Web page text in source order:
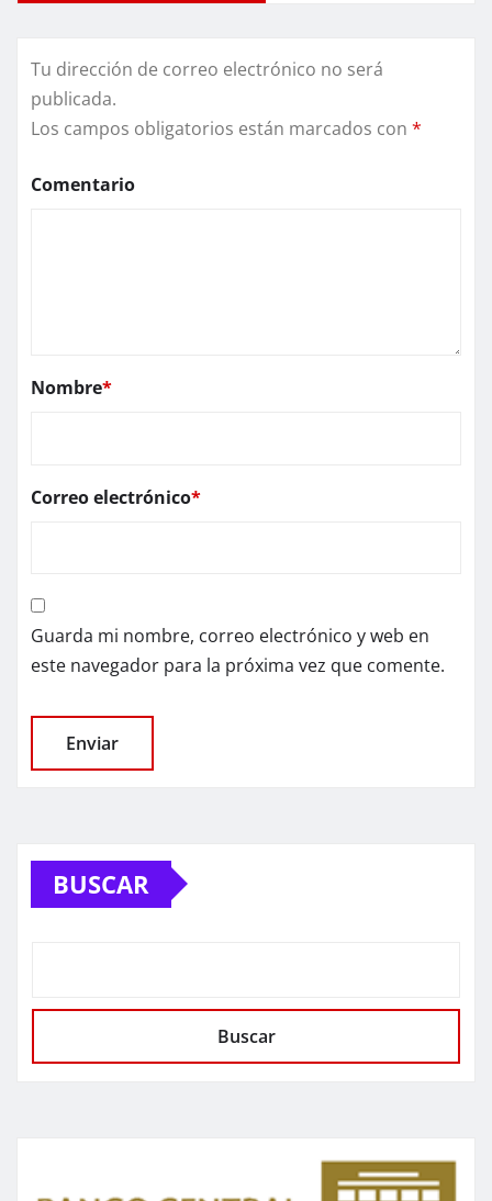
Tu dirección de correo electrónico no será
publicada.
Los campos obligatorios están marcados con *
Comentario
Nombre*
Correo electrónico*
Guarda mi nombre, correo electrónico y web en
este navegador para la próxima vez que comente.
BUSCAR
Buscar